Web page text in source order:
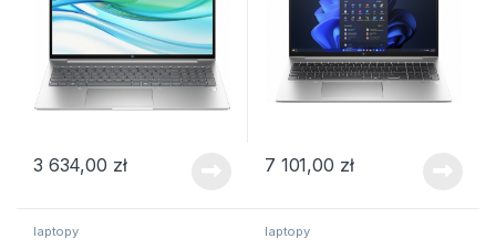
3 634,00 zł 7 101,00 zł
laptopy laptopy